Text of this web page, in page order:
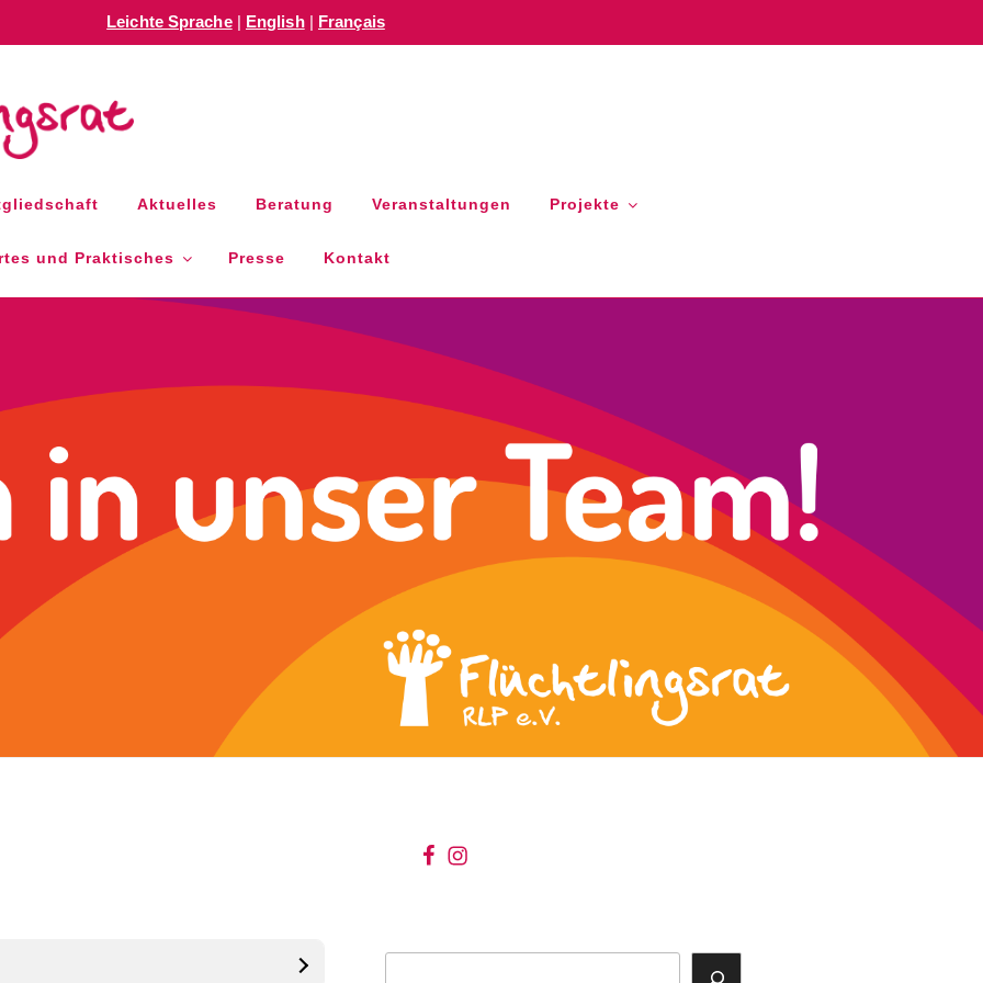
Leichte Sprache| English| Français
RLP E.V.
Aktuelles Beratung Veranstaltungen Projekte
und Praktisches Presse Kontakt
wir wir